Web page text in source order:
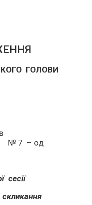
ГОЛОВИ
року
сесії
скликання